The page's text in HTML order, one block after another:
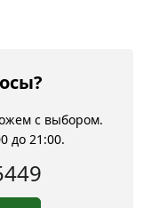
с выбором.
до 21:00.